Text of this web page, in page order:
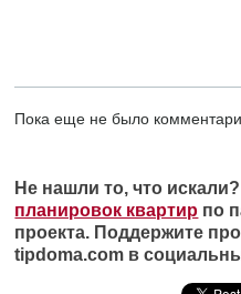
Пока еще не было
Не нашли то, что
планировок квартир по
проекта. Поддержите
tipdoma.com в